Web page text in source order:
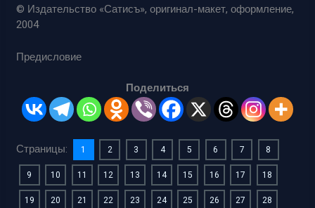
© Издательство «Сатисъ», оригинал-макет, оформление,
2004
Предисловие
Поделиться
Страницы: 1 2 3 4 5 6 7
8
9
10 11 12 13 14 15 16 17
18
19
20 21 22 23 24 25 26 27
28